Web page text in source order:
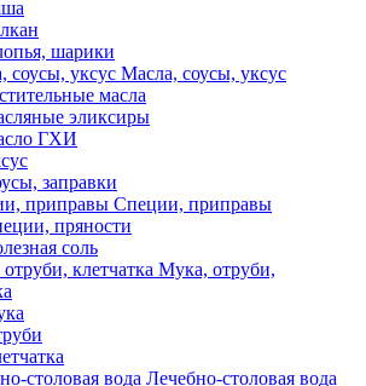
шарики
Масла, соусы, уксус
масла
эликсиры
ГХИ
заправки
Специи, приправы
пряности
соль
Мука, отруби,
Лечебно-столовая вода